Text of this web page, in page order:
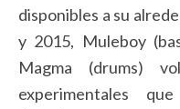
disponibles a su
y 2015, Muleboy
Magma (drums)
experimentales